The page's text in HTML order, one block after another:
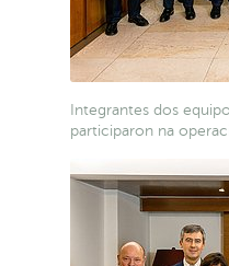
Integrantes dos
participaron na